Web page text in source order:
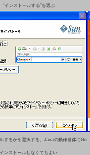
インストールする”を選ぶ
するかを選択する。Javaの動作自体にGo
ンストールしなくてもよい